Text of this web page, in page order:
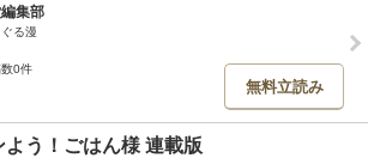
集部
る漫
数0件
無料立読み
よう！ごはん様 連載版